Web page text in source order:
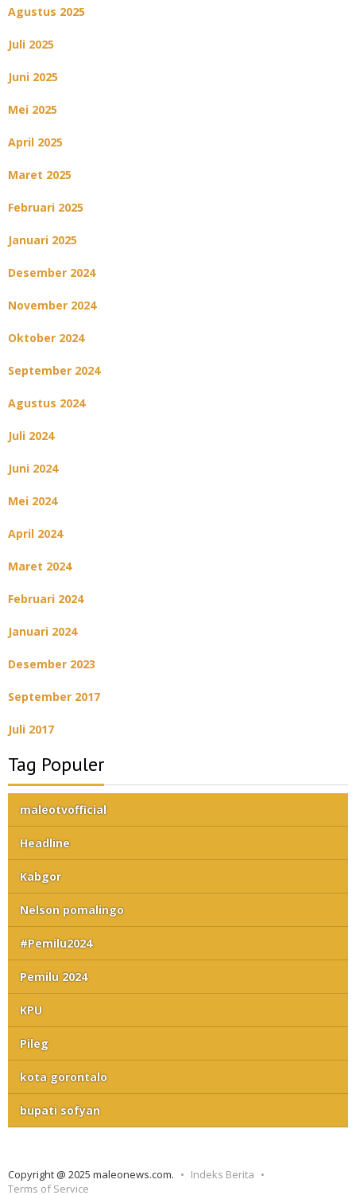
Agustus 2025
Juli 2025
Juni 2025
Mei 2025
April 2025
Maret 2025
Februari 2025
Januari 2025
Desember 2024
November 2024
Oktober 2024
September 2024
Agustus 2024
Juli 2024
Juni 2024
Mei 2024
April 2024
Maret 2024
Februari 2024
Januari 2024
Desember 2023
September 2017
Juli 2017
Tag Populer
maleotvofficial
Headline
Kabgor
Nelson pomalingo
#Pemilu2024
Pemilu 2024
KPU
Pileg
kota gorontalo
bupati sofyan
Copyright @ 2025 maleonews.com.
Indeks Berita
Terms of Service